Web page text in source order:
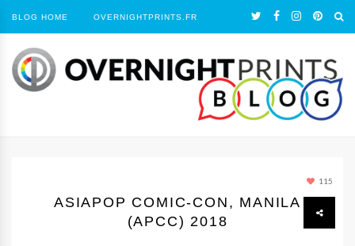
BLOG HOME OVERNIGHTPRINTS.FR
115
ASIAPOP COMIC-CON, MANILA
(APCC) 2018